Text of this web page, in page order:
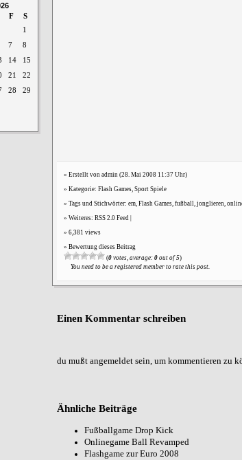
F S
1
7
8
14
15
21
22
28
29
Erstellt von admin (28. Mai 2008 11:37 Uhr)
Kategorie: Flash Games, Sport Spiele
Tags und Stichwörter: em, Flash Games, fußball, jonglieren,
Weiteres: RSS 2.0Feed |
6,381 views
Bewertung dieses Beitrag
(0votes, average: 0out of 5)
You need to be a registered member to rate this post.
Einen Kommentar schreiben
du mußt angemeldetsein, um kommentieren zu
Ähnliche Beiträge
Fußballgame Drop Kick
Onlinegame Ball Revamped
Flashgame zur Euro 2008